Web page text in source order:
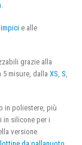
.
e alle
grazie alla
5 misure, dalla XS S
in poliestere, più
in silicone per i
versione